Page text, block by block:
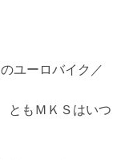
ユーロバイク／
ともＭＫＳはいつ